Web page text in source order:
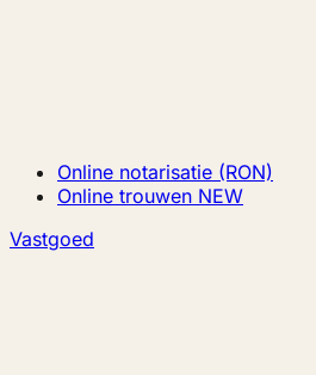
Online notarisatie (RON)
Online trouwen NEW
Vastgoed